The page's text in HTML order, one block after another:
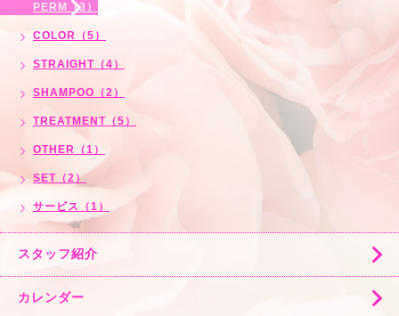
PERM（3）
COLOR（5）
STRAIGHT（4）
SHAMPOO（2）
TREATMENT（5）
OTHER（1）
SET（2）
サービス（1）
スタッフ紹介
カレンダー